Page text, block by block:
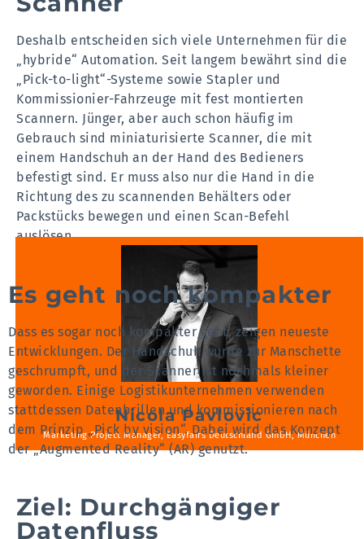
Deshalb entscheiden sich viele Unternehmen für die
„hybride“ Automation. Seit langem bewährt sind die
„Pick-to-light“-Systeme sowie Stapler und
Kommissionier-Fahrzeuge mit fest montierten
Scannern. Jünger, aber auch schon häufig im
Gebrauch sind miniaturisierte Scanner, die mit
einem Handschuh an der Hand des Bedieners
befestigt sind. Er muss also nur die Hand in die
Richtung des zu scannenden Behälters oder
Packstücks bewegen und einen Scan-Befehl
auslösen.
Nicola Pavlovic
Marketing Project Manager, Easyfairs Deutschland GmbH, München
Es geht noch kompakter
Dass es sogar noch kompakter geht, zeigen neueste
Entwicklungen. Der Handschuh wurde zur Manschette
geschrumpft, und der Scanner ist nochmals kleiner
geworden. Einige Logistikunternehmen verwenden
stattdessen Datenbrillen und kommissionieren nach
dem Prinzip „Pick by vision“. Dabei wird das Konzept
der „Augmented Reality“ (AR) genutzt.
Ziel: Durchgängiger
Datenfluss